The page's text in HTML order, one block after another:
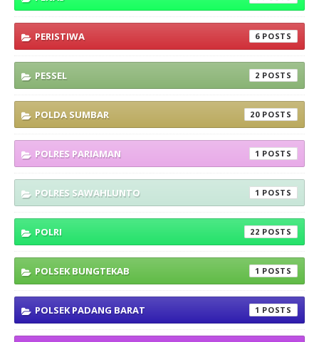
PERISTIWA 6
PESSEL 2
POLDA SUMBAR 20
POLRES PARIAMAN 1
POLRES SAWAHLUNTO 1
POLRI 22
POLSEK BUNGTEKAB 1
POLSEK PADANG BARAT 1